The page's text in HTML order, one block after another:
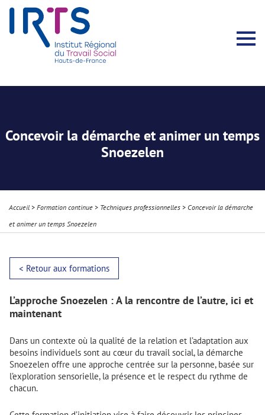
Concevoir la démarche et animer un temps
Snoezelen
Accueil > Formation continue > Techniques professionnelles > Concevoir la démarche
et animer un temps Snoezelen
< Retour aux formations
L’approche Snoezelen : A la rencontre de l’autre, ici et
maintenant
Dans un contexte où la qualité de la relation et l’adaptation aux
besoins individuels sont au cœur du travail social, la démarche
Snoezelen offre une approche centrée sur la personne, basée sur
l’exploration sensorielle, la présence et le respect du rythme de
chacun.